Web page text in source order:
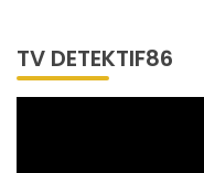
TV DETEKTIF86